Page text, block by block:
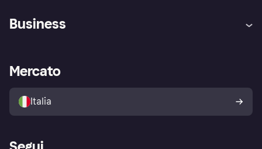
Assistenza
Esplora i negozi
Politica di protezione
dell'acquirente Klarna
Business
Accesso aziende
Mercato
Italia